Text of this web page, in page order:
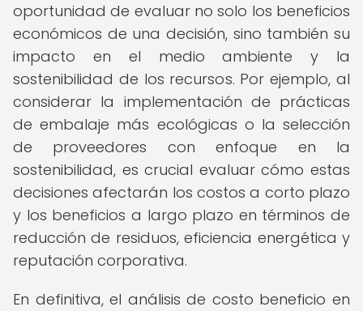
oportunidad de evaluar no solo los beneficios
económicos de una decisión, sino también su
impacto en el medio ambiente y la
sostenibilidad de los recursos. Por ejemplo, al
considerar la implementación de prácticas
de embalaje más ecológicas o la selección
de proveedores con enfoque en la
sostenibilidad, es crucial evaluar cómo estas
decisiones afectarán los costos a corto plazo
y los beneficios a largo plazo en términos de
reducción de residuos, eficiencia energética y
reputación corporativa.
En definitiva, el análisis de costo beneficio en